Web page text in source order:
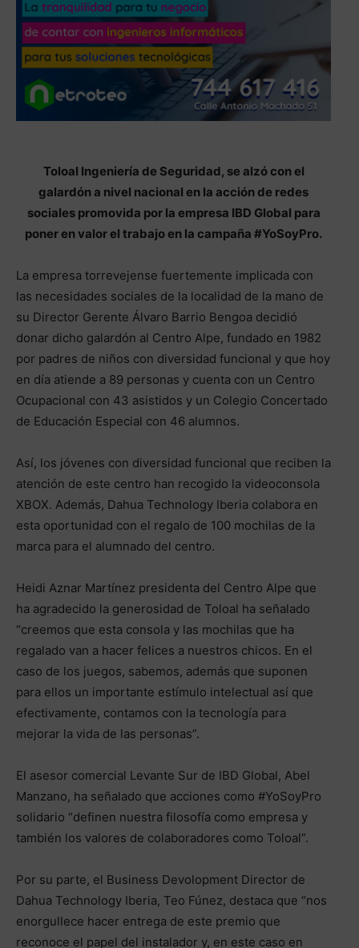
Toloal Ingeniería de Seguridad, se alzó con el
galardón a nivel nacional en la acción de redes
sociales promovida por la empresa IBD Global para
poner en valor el trabajo en la campaña #YoSoyPro.
La empresa torrevejense fuertemente implicada con
las necesidades sociales de la localidad de la mano de
su Director Gerente Álvaro Barrio Bengoa decidió
donar dicho galardón al Centro Alpe, fundado en 1982
por padres de niños con diversidad funcional y que hoy
en día atiende a 89 personas y cuenta con un Centro
Ocupacional con 43 asistidos y un Colegio Concertado
de Educación Especial con 46 alumnos.
Así, los jóvenes con diversidad funcional que reciben la
atención de este centro han recogido la videoconsola
XBOX. Además, Dahua Technology Iberia colabora en
esta oportunidad con el regalo de 100 mochilas de la
marca para el alumnado del centro.
Heidi Aznar Martínez presidenta del Centro Alpe que
ha agradecido la generosidad de Toloal ha señalado
“creemos que esta consola y las mochilas que ha
regalado van a hacer felices a nuestros chicos. En el
caso de los juegos, sabemos, además que suponen
para ellos un importante estímulo intelectual así que
efectivamente, contamos con la tecnología para
mejorar la vida de las personas”.
El asesor comercial Levante Sur de IBD Global, Abel
Manzano, ha señalado que acciones como #YoSoyPro
solidario “definen nuestra filosofía como empresa y
también los valores de colaboradores como Toloal”.
Por su parte, el Business Devolopment Director de
Dahua Technology Iberia, Teo Fúnez, destaca que “nos
enorgullece hacer entrega de este premio que
reconoce el papel del instalador y, en este caso en